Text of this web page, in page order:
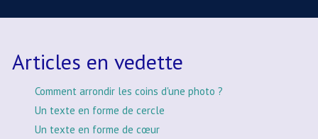
Articles en vedette
Comment arrondir les coins d'une photo ?
Un texte en forme de cercle
Un texte en forme de cœur